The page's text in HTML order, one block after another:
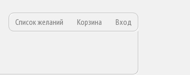
Список желаний Корзина Вход